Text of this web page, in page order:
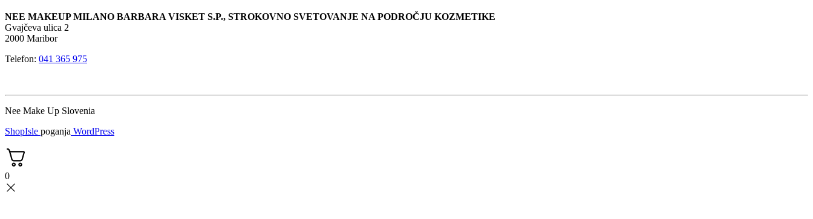
NEE MAKEUP MILANO BARBARA VISKET S.P., STROKOVNO SVETOVANJE NA PODROČJU KOZMETIKE
Gvajčeva ulica 2
2000 Maribor
Telefon: 041 365 975
Nee Make Up Slovenia
ShopIsle poganja WordPress
0